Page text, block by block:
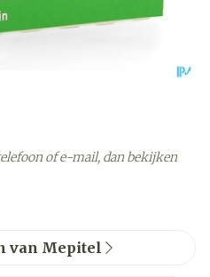
of e-mail, dan bekijken
van Mepitel